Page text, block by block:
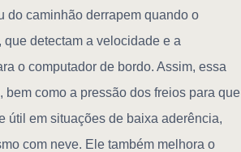
do caminhão derrapem quando o
detectam a velocidade e a
o computador de bordo. Assim, essa
como a pressão dos freios para que
útil em situações de baixa aderência,
com neve. Ele também melhora o